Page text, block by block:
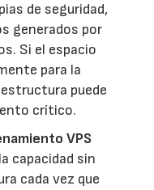
de seguridad,
generados por
Si el espacio
para la
puede
crítico.
VPS
capacidad sin
cada vez que